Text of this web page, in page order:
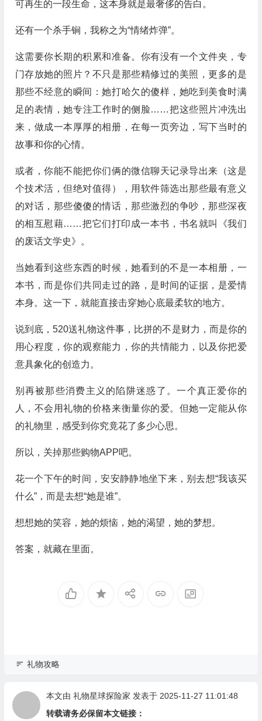
可再生的一段生命，这本身就是最奢侈的告白。
还有一个杀手锏，我称之为“情绪炸弹”。
这需要你长期的积累和准备。你有没有一个文件夹，专
门存放她的照片？不只是那些精修过的美照，更多的是
那些不经意的瞬间：她打哈欠的傻样，她吃到美食时满
足的表情，她专注工作时的侧脸……把这些照片冲洗出
来，做成一本厚厚的相册，在每一页旁边，写下当时的
故事和你的心情。
或者，你能不能把你们俩的微信聊天记录导出来（这是
个技术活，但绝对值得），用软件筛选出那些最有意义
的对话，那些傻傻的情话，那些激烈的争吵，那些深夜
的相互慰藉……把它们打印成一本书，书名就叫《我们
的废话文学史》。
当她看到这些东西的时候，她看到的不是一本相册，一
本书，而是你们共同走过的路，是时间的证据，是爱情
本身。这一下，就能直接击穿她心底最柔软的地方。
说到底，520送礼物这件事，比拼的不是财力，而是你的
用心程度，你的观察能力，你的共情能力，以及你把爱
意具象化的创造力。
别再被那些消费主义的陷阱迷惑了。一个真正爱你的
人，不会用礼物的价格来衡量你的爱。但她一定能从你
的礼物里，感受到你究竟花了多少心思。
所以，关掉那些购物APP吧。
花一个下午的时间，安安静静地坐下来，别去想“我该买
什么”，而是去想“她是谁”。
想想她的笑容，她的烦恼，她的渴望，她的梦想。
答案，就藏在里面。
礼物攻略
本文由 礼物星球探险家 发表于 2025-11-27 11:01:48
转载请务必保留本文链接：